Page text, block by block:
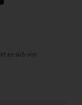
es sich von